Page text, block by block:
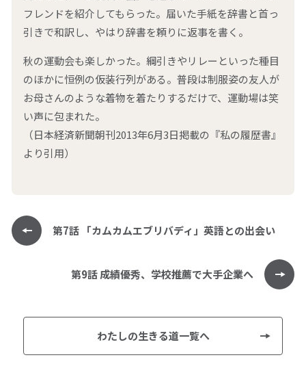
閉じる
フレンドを紹介してもらった。届いた手紙を辞書と首っ
引きで和訳し、やはり辞書を頼りに返事を書く。
秋の運動会も楽しかった。綱引きやリレーといった種目
のほかに恒例の仮装行列がある。普段は制服姿の友人が
お母さんのような着物を着たりするだけで、運動場は笑
い声に包まれた。
（日本経済新聞朝刊2013年6月3日掲載の『私の履歴書』
より引用）
第7話 「カムカムエブリバディ」英語との出会い
第9話 成績優秀、学校推薦で大手企業へ
わたしの生きる道一覧へ